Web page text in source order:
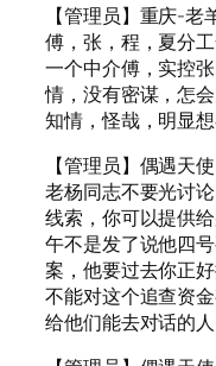
【管理员】重庆-老
傅，张，程，夏分
一个中介傅，实控
情，没有密谋，怎
知情，怪哉，明显
【管理员】偶遇天
老杨同志不要光讨
线索，你可以提供
午不是发了说他四
案，他要过去你正
不能对这个追查资
给他们能去对话的人